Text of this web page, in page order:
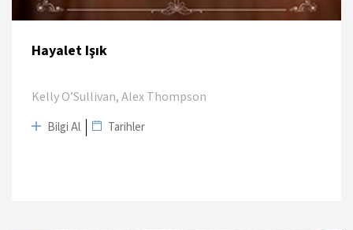
Hayalet Işık
Kelly O’Sullivan, Alex Thompson
Bilgi Al Tarihler